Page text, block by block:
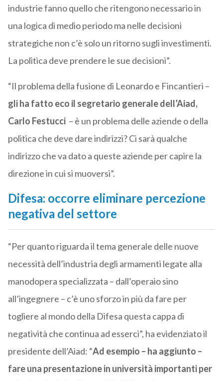
industrie fanno quello che ritengono necessario in
una logica di medio periodo ma nelle decisioni
strategiche non c’è solo un ritorno sugli investimenti.
La politica deve prendere le sue decisioni”.
“Il problema della fusione di Leonardo e Fincantieri –
gli ha fatto eco il segretario generale dell’Aiad,
Carlo Festucci – è un problema delle aziende o della
politica che deve dare indirizzi? Ci sarà qualche
indirizzo che va dato a queste aziende per capire la
direzione in cui si muoversi”.
Difesa: occorre eliminare percezione
negativa del settore
“Per quanto riguarda il tema generale delle nuove
necessità dell’industria degli armamenti legate alla
manodopera specializzata – dall’operaio sino
all’ingegnere – c’è uno sforzo in più da fare per
togliere al mondo della Difesa questa cappa di
negatività che continua ad esserci”, ha evidenziato il
presidente dell’Aiad: “Ad esempio – ha aggiunto –
fare una presentazione in università importanti per